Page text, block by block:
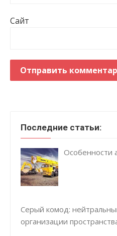
Сайт
Последние статьи:
Особенности
Серый комод:
организации